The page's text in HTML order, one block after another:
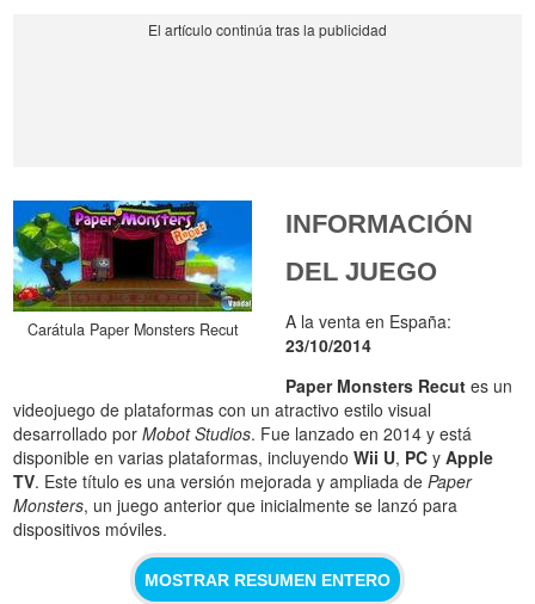
Carátula Paper Monsters Recut
INFORMACIÓN
DEL JUEGO
A la venta en España:
23/10/2014
Paper Monsters Recut es un
videojuego de plataformas con un atractivo estilo visual
desarrollado porMobot Studios. Fue lanzado en 2014 y está
disponible en varias plataformas, incluyendoWii U, PC yApple
TV. Este título es una versión mejorada y ampliada dePaper
Monsters, un juego anterior que inicialmente se lanzó para
dispositivos móviles.
MOSTRAR RESUMEN ENTERO